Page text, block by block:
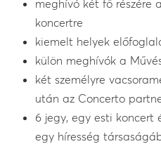
meghívó két fő részére
koncertre
kiemelt helyek
külön meghívók a
két személyre
után az Concerto
6 jegy, egy esti koncert
egy híresség